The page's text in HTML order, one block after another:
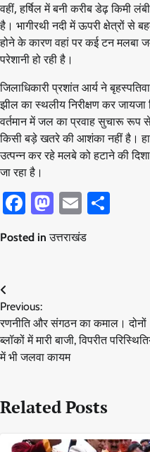
वहीं, हर्षिल में बनी करीब डेढ़ किमी
है। भागीरथी नदी में ऊपरी क्षेत्रों से
होने के कारण वहां पर कई टन मलबा
परेशानी हो रही है।
जिलाधिकारी प्रशांत आर्य ने
झील का स्थलीय निरीक्षण कर
वर्तमान में जल का प्रवाह सुचारू रूप
किसी बड़े खतरे की आशंका नहीं है।
उत्पन्न कर रहे मलबे को हटाने की
जा रहा है।
Facebook
Mastodon
Email
Posted inउत्तराखंड
Post
navigation
Previous:
रणनीति और संगठन का कमाल। दोनों
ब्लॉकों में मारी बाजी, विपरीत
में भी जलवा कायम
Related Posts